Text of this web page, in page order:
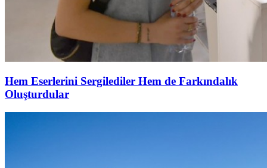
Hem Eserlerini Sergilediler Hem de Farkındalık
Oluşturdular